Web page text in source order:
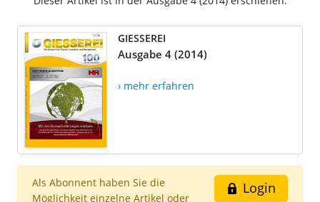
GIESSEREI
Ausgabe 4 (2014)
› mehr erfahren
Login
Als Abonnent haben Sie die
Möglichkeit einzelne Artikel oder